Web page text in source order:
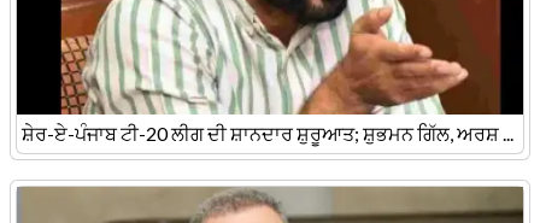
ਸ਼ੇਰ-ਏ-ਪੰਜਾਬ ਟੀ-20 ਲੀਗ ਦੀ ਸ਼ਾਨਦਾਰ ਸ਼ੁਰੂਆਤ; ਸ਼ੁਭਮਨ ਗਿੱਲ, ਅਰਸ਼ ...